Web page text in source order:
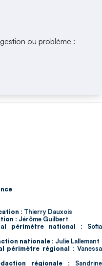
ou problème :
: Thierry Dauxois
: Jérôme Guilbert
périmètre national : Sofia
nationale : Julie Lallemant
périmètre régional : Vanessa
régionale : Sandrine